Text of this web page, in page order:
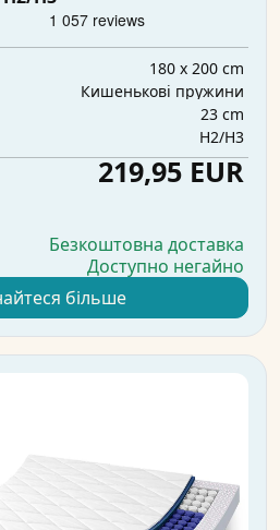
180 x 200 cm
Кишенькові пружини
23 cm
H2/H3
219,95 EUR
Безкоштовна доставка
Доступно негайно
більше